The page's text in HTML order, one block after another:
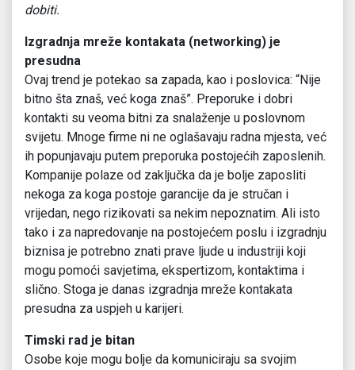
dobiti.
Izgradnja mreže kontakata (networking) je
presudna
Ovaj trend je potekao sa zapada, kao i poslovica: “Nije
bitno šta znaš, već koga znaš”. Preporuke i dobri
kontakti su veoma bitni za snalaženje u poslovnom
svijetu. Mnoge firme ni ne oglašavaju radna mjesta, već
ih popunjavaju putem preporuka postojećih zaposlenih.
Kompanije polaze od zaključka da je bolje zaposliti
nekoga za koga postoje garancije da je stručan i
vrijedan, nego rizikovati sa nekim nepoznatim. Ali isto
tako i za napredovanje na postojećem poslu i izgradnju
biznisa je potrebno znati prave ljude u industriji koji
mogu pomoći savjetima, ekspertizom, kontaktima i
slično. Stoga je danas izgradnja mreže kontakata
presudna za uspjeh u karijeri.
Timski rad je bitan
Osobe koje mogu bolje da komuniciraju sa svojim